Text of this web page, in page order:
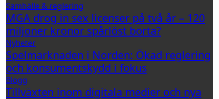
Samhälle & reglering
MGA drog in sex licenser på två år – 120
miljoner kronor spårlöst borta?
Nyheter
Spelmarknaden i Norden: Ökad reglering
och konsumentskydd i fokus
Blogg
Tillväxten inom digitala medier och nya